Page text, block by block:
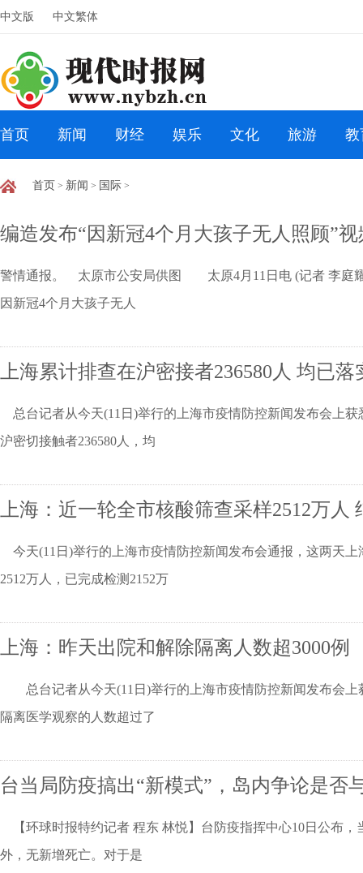
中文版 中文繁体
首页 新闻 财经 娱乐 文化 旅游 教
首页 > 新闻 > 国际 >
编造发布“因新冠4个月大孩子无人照顾”
警情通报。 太原市公安局供图 太原4月11日电 (记者 李庭耀
因新冠4个月大孩子无人
上海累计排查在沪密接者236580人 均已落
总台记者从今天(11日)举行的上海市疫情防控新闻发布会上
沪密切接触者236580人，均
上海：近一轮全市核酸筛查采样2512万人
今天(11日)举行的上海市疫情防控新闻发布会通报，这两天
2512万人，已完成检测2152万
上海：昨天出院和解除隔离人数超3000例
总台记者从今天(11日)举行的上海市疫情防控新闻发布会上
隔离医学观察的人数超过了
台当局防疫搞出“新模式”，岛内争论是否
【环球时报特约记者 程东 林悦】台防疫指挥中心10日公布，
外，无新增死亡。对于是